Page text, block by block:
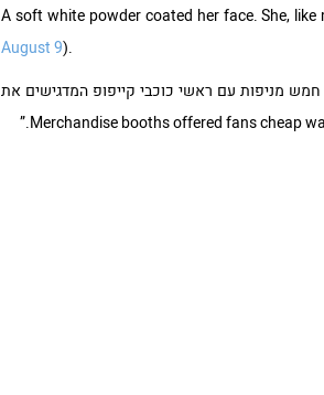
A soft white powder coated her face. She,
August 9).
חמש מניפות עם ראשי כוכבי קייפופ המדגישים את